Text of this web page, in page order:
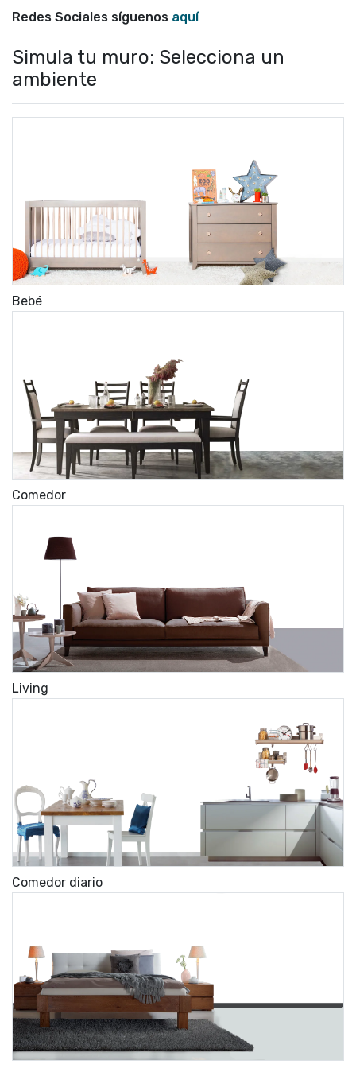
Redes Sociales síguenos aquí
Simula tu muro: Selecciona un
ambiente
Bebé
Comedor
Living
Comedor diario